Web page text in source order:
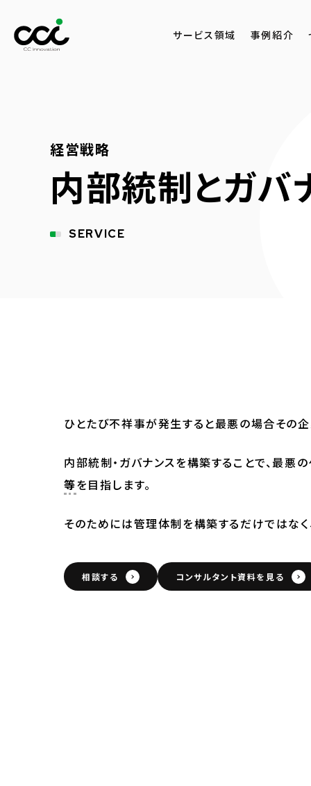
サービス領域 事例紹介
経営戦略
内部統制とガバ
SERVICE
ひとたび不祥事が発生すると最悪の場合その
内部統制・ガバナンスを構築することで、最悪
等を目指します。
そのためには管理体制を構築するだけではなく
相談する コンサルタント資料を見る